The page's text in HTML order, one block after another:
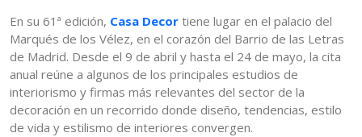
En su 61ª edición, Casa Decor tiene lugar en el palacio del
Marqués de los Vélez, en el corazón del Barrio de las Letras
de Madrid. Desde el 9 de abril y hasta el 24 de mayo, la cita
anual reúne a algunos de los principales estudios de
interiorismo y firmas más relevantes del sector de la
decoración en un recorrido donde diseño, tendencias, estilo
de vida y estilismo de interiores convergen.